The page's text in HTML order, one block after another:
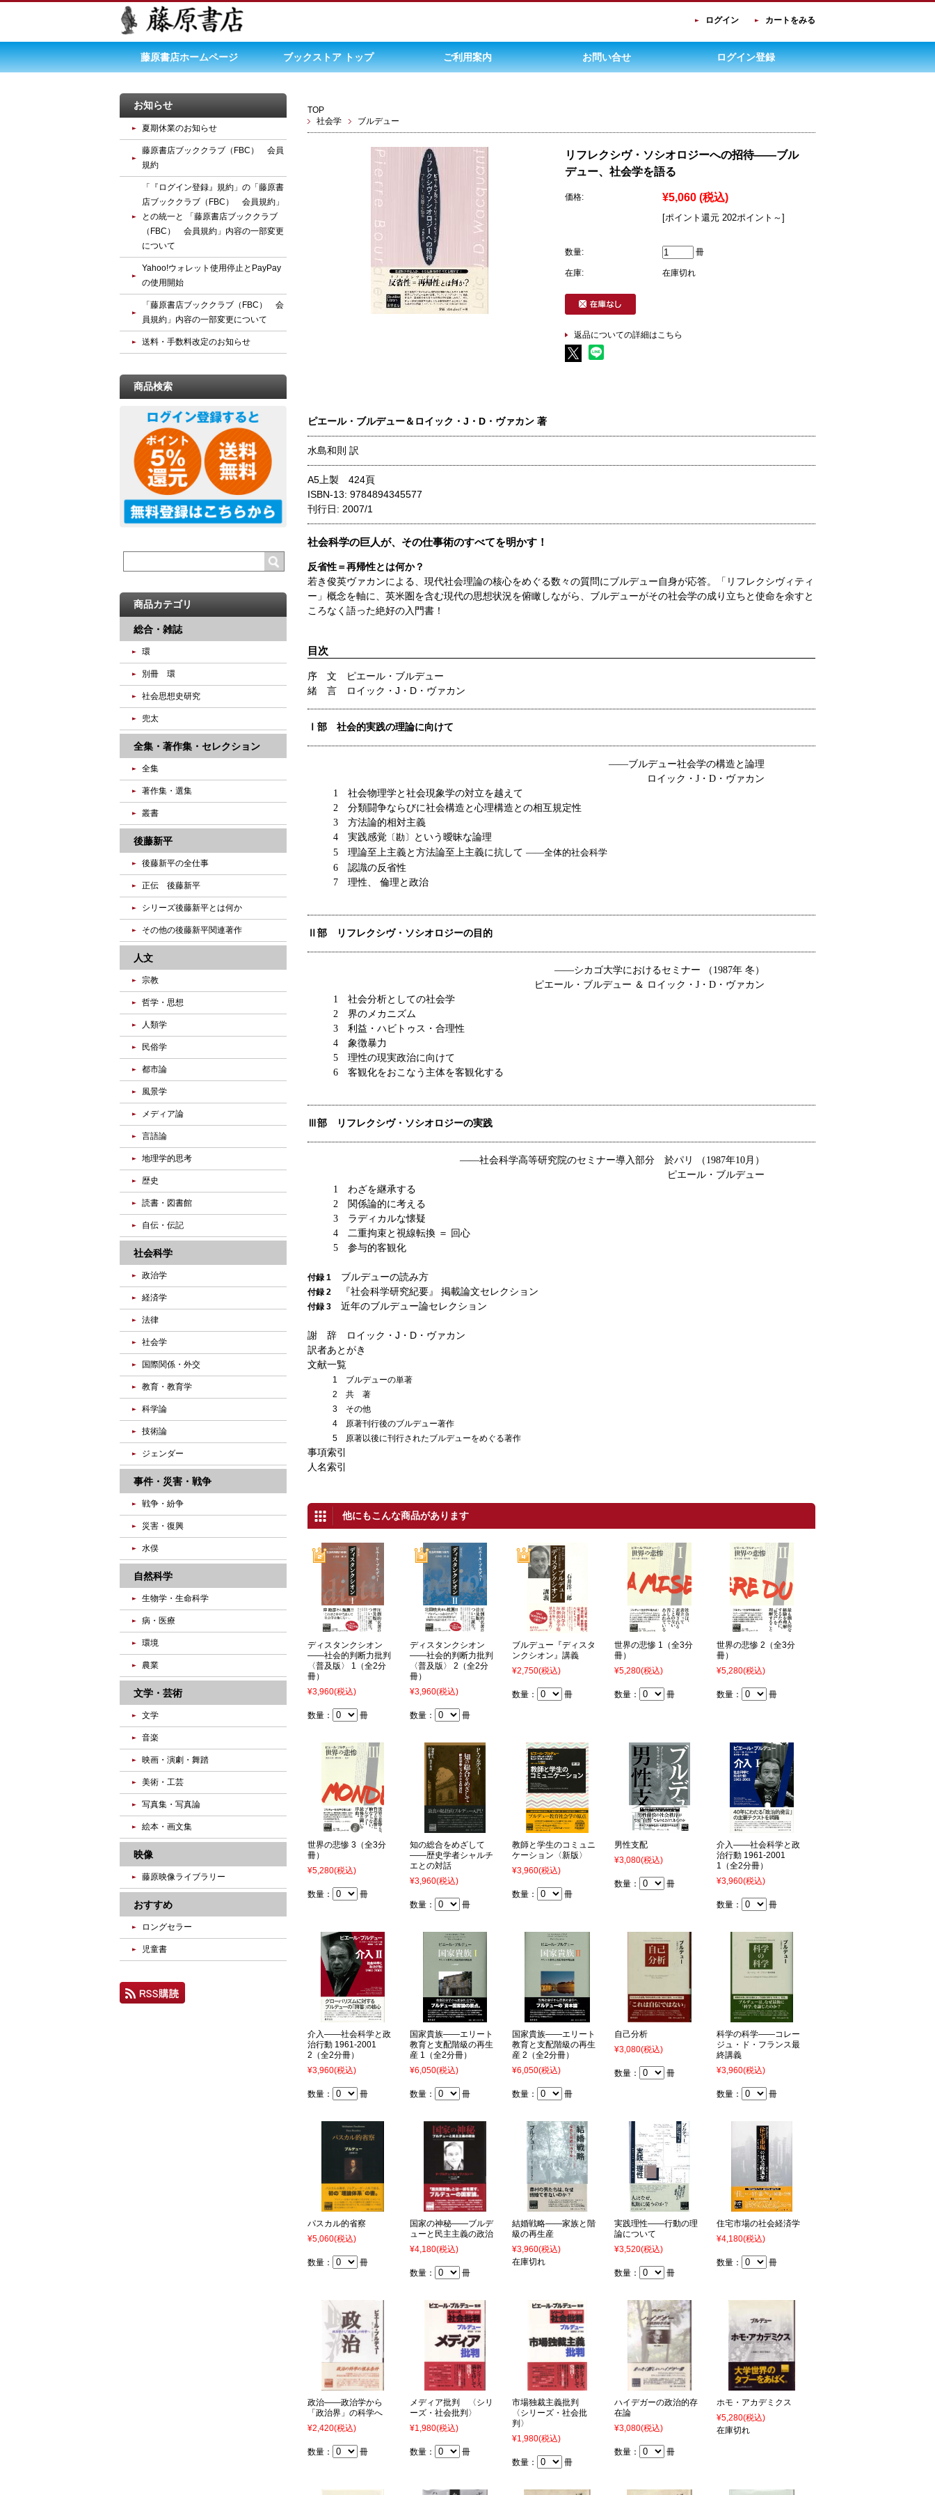
ログイン カートをみる
藤原書店ホームページ ブックストア トップ ご利用案内 お問い合せ ログイン登録
TOP
社会学
ブルデュー
リフレクシヴ・ソシオロジーへの招待――ブル
デュー、社会学を語る
価格: ¥5,060 (税込)
[ポイント還元 202ポイント～]
数量: 冊
在庫: 在庫切れ
返品についての詳細はこちら
ピエール・ブルデュー＆ロイック・J・D・ヴァカン 著
水島和則 訳
A5上製 424頁
ISBN-13: 9784894345577
刊行日: 2007/1
社会科学の巨人が、その仕事術のすべてを明かす！
反省性＝再帰性とは何か？
若き俊英ヴァカンによる、現代社会理論の核心をめぐる数々の質問にブルデュー自身が応答。「リフレクシヴィティ
ー」概念を軸に、英米圏を含む現代の思想状況を俯瞰しながら、ブルデューがその社会学の成り立ちと使命を余すと
ころなく語った絶好の入門書！
目次
序 文 ピエール・ブルデュー
緒 言 ロイック・J・D・ヴァカン
Ⅰ部 社会的実践の理論に向けて
――ブルデュー社会学の構造と論理
ロイック・J・D・ヴァカン
1 社会物理学と社会現象学の対立を越えて
2 分類闘争ならびに社会構造と心理構造との相互規定性
3 方法論的相対主義
4 実践感覚 〔勘〕
という曖昧な論理
5 理論至上主義と方法論至上主義に抗して ――全体的社会科学
6 認識の反省性
7 理性、 倫理と政治
Ⅱ部 リフレクシヴ・ソシオロジーの目的
――シカゴ大学におけるセミナー （1987年 冬）
ピエール・ブルデュー ＆ ロイック・J・D・ヴァカン
1 社会分析としての社会学
2 界のメカニズム
3 利益・ハビトゥス・合理性
4 象徴暴力
5 理性の現実政治に向けて
6 客観化をおこなう主体を客観化する
Ⅲ部 リフレクシヴ・ソシオロジーの実践
――社会科学高等研究院のセミナー導入部分 於パリ （1987年10月）
ピエール・ブルデュー
1 わざを継承する
2 関係論的に考える
3 ラディカルな懐疑
4 二重拘束と視線転換 ＝ 回心
5 参与的客観化
付録 1 ブルデューの読み方
付録 2 『社会科学研究紀要』 掲載論文セレクション
付録 3 近年のブルデュー論セレクション
謝 辞 ロイック・J・D・ヴァカン
訳者あとがき
文献一覧
1 ブルデューの単著
2 共 著
3 その他
4 原著刊行後のブルデュー著作
5 原著以後に刊行されたブルデューをめぐる著作
事項索引
人名索引
他にもこんな商品があります
ディスタンクシオン
――社会的判断力批判
〈普及版〉 1（全2分
冊）
¥3,960(税込)
数量： 冊
ディスタンクシオン
――社会的判断力批判
〈普及版〉 2（全2分
冊）
¥3,960(税込)
数量： 冊
ブルデュー『ディスタ
ンクシオン』講義
¥2,750(税込)
数量： 冊
世界の悲惨 1（全3分
冊）
¥5,280(税込)
数量： 冊
世界の悲惨 2（全3分
冊）
¥5,280(税込)
数量： 冊
世界の悲惨 3（全3分
冊）
¥5,280(税込)
数量： 冊
知の総合をめざして
――歴史学者シャルチ
エとの対話
¥3,960(税込)
数量： 冊
教師と学生のコミュニ
ケーション〈新版〉
¥3,960(税込)
数量： 冊
男性支配
¥3,080(税込)
数量： 冊
介入――社会科学と政
治行動 1961-2001
1（全2分冊）
¥3,960(税込)
数量： 冊
介入――社会科学と政
治行動 1961-2001
2（全2分冊）
¥3,960(税込)
数量： 冊
国家貴族――エリート
教育と支配階級の再生
産 1（全2分冊）
¥6,050(税込)
数量： 冊
国家貴族――エリート
教育と支配階級の再生
産 2（全2分冊）
¥6,050(税込)
数量： 冊
自己分析
¥3,080(税込)
数量： 冊
科学の科学――コレー
ジュ・ド・フランス最
終講義
¥3,960(税込)
数量： 冊
パスカル的省察
¥5,060(税込)
数量： 冊
国家の神秘――ブルデ
ューと民主主義の政治
¥4,180(税込)
数量： 冊
結婚戦略――家族と階
級の再生産
¥3,960(税込)
在庫切れ
実践理性――行動の理
論について
¥3,520(税込)
数量： 冊
住宅市場の社会経済学
¥4,180(税込)
数量： 冊
政治――政治学から
「政治界」の科学へ
¥2,420(税込)
数量： 冊
メディア批判 〈シリ
ーズ・社会批判〉
¥1,980(税込)
数量： 冊
市場独裁主義批判
〈シリーズ・社会批
判〉
¥1,980(税込)
数量： 冊
ハイデガーの政治的存
在論
¥3,080(税込)
数量： 冊
ホモ・アカデミクス
¥5,280(税込)
在庫切れ
お知らせ
夏期休業のお知らせ
藤原書店ブッククラブ（FBC） 会員
規約
「『ログイン登録』規約」の「藤原書
店ブッククラブ（FBC） 会員規約」
との統一と 「藤原書店ブッククラブ
（FBC） 会員規約」内容の一部変更
について
Yahoo!ウォレット使用停止とPayPay
の使用開始
「藤原書店ブッククラブ（FBC） 会
員規約」内容の一部変更について
送料・手数料改定のお知らせ
商品検索
商品カテゴリ
総合・雑誌
環
別冊 環
社会思想史研究
兜太
全集・著作集・セレクション
全集
著作集・選集
叢書
後藤新平
後藤新平の全仕事
正伝 後藤新平
シリーズ後藤新平とは何か
その他の後藤新平関連著作
人文
宗教
哲学・思想
人類学
民俗学
都市論
風景学
メディア論
言語論
地理学的思考
歴史
読書・図書館
自伝・伝記
社会科学
政治学
経済学
法律
社会学
国際関係・外交
教育・教育学
科学論
技術論
ジェンダー
事件・災害・戦争
戦争・紛争
災害・復興
水俣
自然科学
生物学・生命科学
病・医療
環境
農業
文学・芸術
文学
音楽
映画・演劇・舞踏
美術・工芸
写真集・写真論
絵本・画文集
映像
藤原映像ライブラリー
おすすめ
ロングセラー
児童書